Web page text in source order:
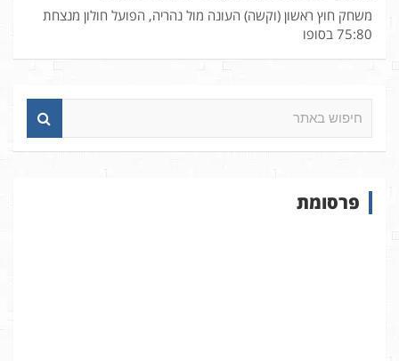
משחק חוץ ראשון (וקשה) העונה מול נהריה, הפועל חולון מנצחת
75:80 בסופו
א
פרסומת